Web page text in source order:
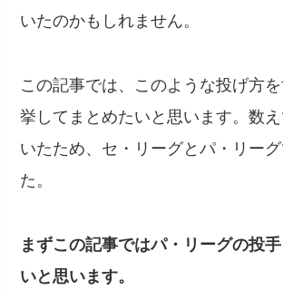
いたのかもしれません。
この記事では、このような投げ方
挙してまとめたいと思います。数え
いたため、セ・リーグとパ・リー
た。
まずこの記事ではパ・リーグの投
いと思います。